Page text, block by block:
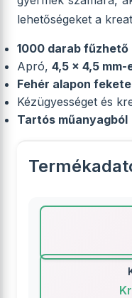
lehetőségeket a
1000 darab
Apró, 4,5 x 4,5 mm-
Fehér alapon fekete
Kézügyességet és
Tartós műanyagból